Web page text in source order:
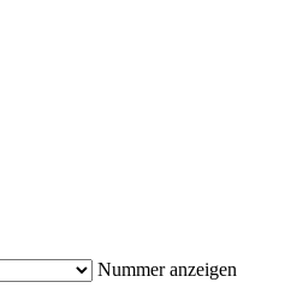
Nummer anzeigen